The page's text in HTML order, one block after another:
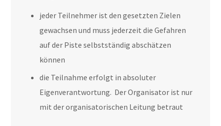
jeder Teilnehmer ist den gesetzten Zielen
gewachsen und muss jederzeit die Gefahren
auf der Piste selbstständig abschätzen
können
die Teilnahme erfolgt in absoluter
Eigenverantwortung. Der Organisator ist nur
mit der organisatorischen Leitung betraut